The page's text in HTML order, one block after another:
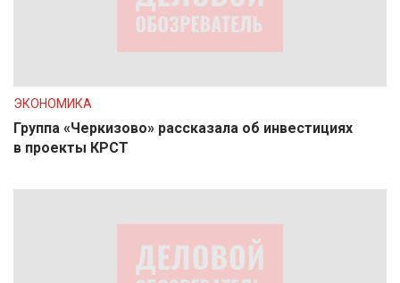
ЭКОНОМИКА
Группа «Черкизово» рассказала об инвестициях
в проекты КРСТ